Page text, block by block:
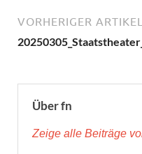
VORHERIGER ARTIKEL
Über fn
Zeige alle Beiträge